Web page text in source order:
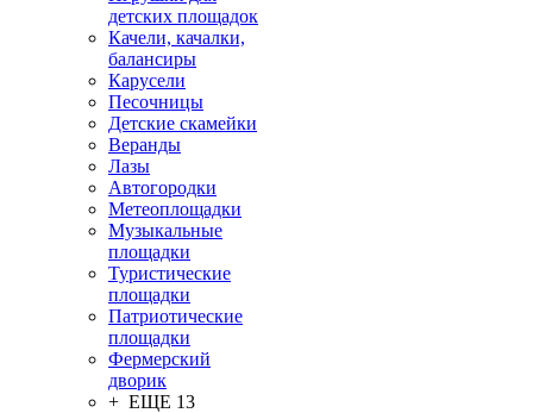
детских площадок
Качели, качалки,
балансиры
Карусели
Песочницы
Детские скамейки
Веранды
Лазы
Автогородки
Метеоплощадки
Музыкальные
площадки
Туристические
площадки
Патриотические
площадки
Фермерский
дворик
+ ЕЩЕ 13